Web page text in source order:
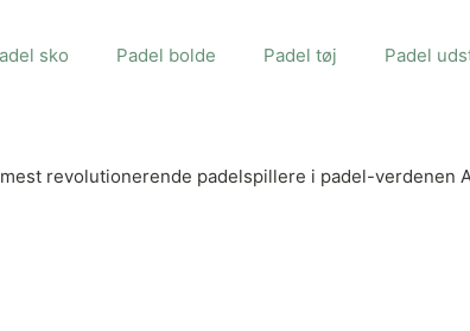
sko Padel bolde Padel tøj Padel
revolutionerende padelspillere i padel-verdenen